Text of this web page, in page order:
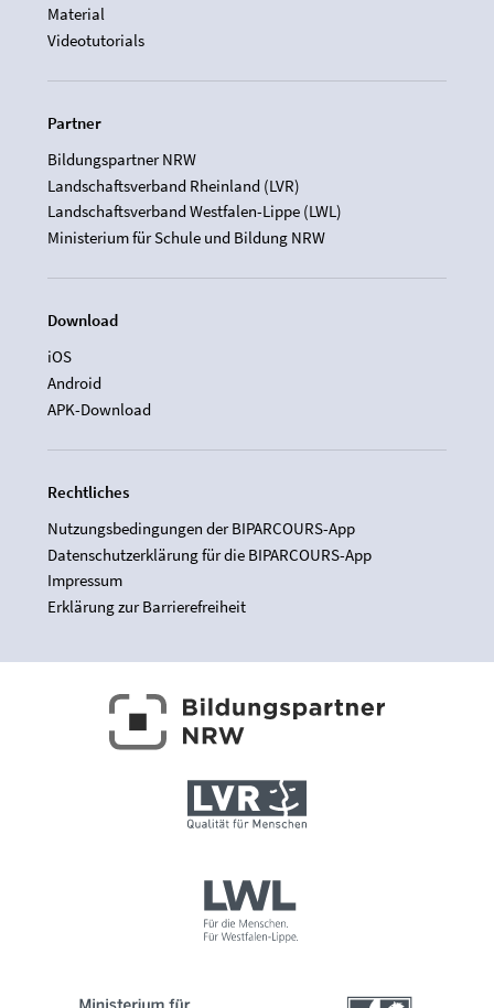
Material
Videotutorials
Partner
Bildungspartner NRW
Landschaftsverband Rheinland (LVR)
Landschaftsverband Westfalen-Lippe (LWL)
Ministerium für Schule und Bildung NRW
Download
iOS
Android
APK-Download
Rechtliches
Nutzungsbedingungen der BIPARCOURS-App
Datenschutzerklärung für die BIPARCOURS-App
Impressum
Erklärung zur Barrierefreiheit